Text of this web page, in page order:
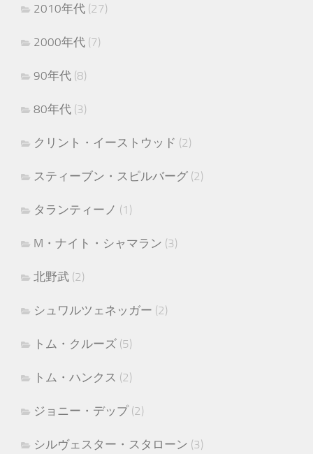
2010年代 (27)
2000年代 (7)
90年代 (8)
80年代 (3)
クリント・イーストウッド (2)
スティーブン・スピルバーグ (2)
タランティーノ (1)
M・ナイト・シャマラン (3)
北野武 (2)
シュワルツェネッガー (2)
トム・クルーズ (5)
トム・ハンクス (2)
ジョニー・デップ(2)
シルヴェスター・スタローン (3)